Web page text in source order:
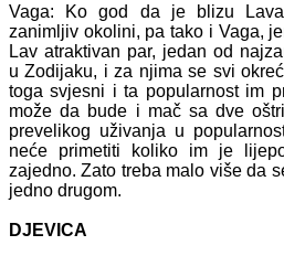
Vaga: Ko god da je blizu
zanimljiv okolini, pa tako i Vaga,
Lav atraktivan par, jedan od
u Zodijaku, i za njima se svi
toga svjesni i ta popularnost im
može da bude i mač sa dve
prevelikog uživanja u
neće primetiti koliko im je
zajedno. Zato treba malo više da
jedno drugom.
DJEVICA